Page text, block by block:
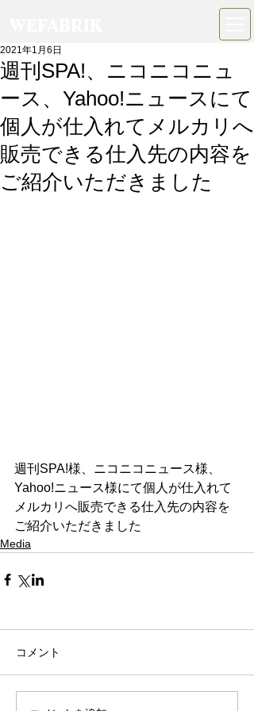
週刊SPA!、ニコニコニュ
ース、Yahoo!ニュースにて
個人が仕入れてメルカリへ
販売できる仕入先の内容を
ご紹介いただきました
2021年1月6日
週刊SPA!様、ニコニコニュース様、
Yahoo!ニュース様にて個人が仕入れて
メルカリへ販売できる仕入先の内容を
ご紹介いただきました
Media
コメント